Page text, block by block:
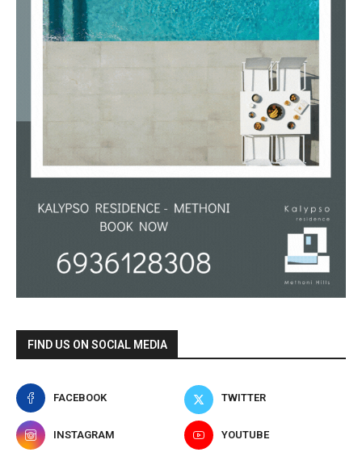
FIND US ON SOCIAL MEDIA
FACEBOOK TWITTER
INSTAGRAM YOUTUBE